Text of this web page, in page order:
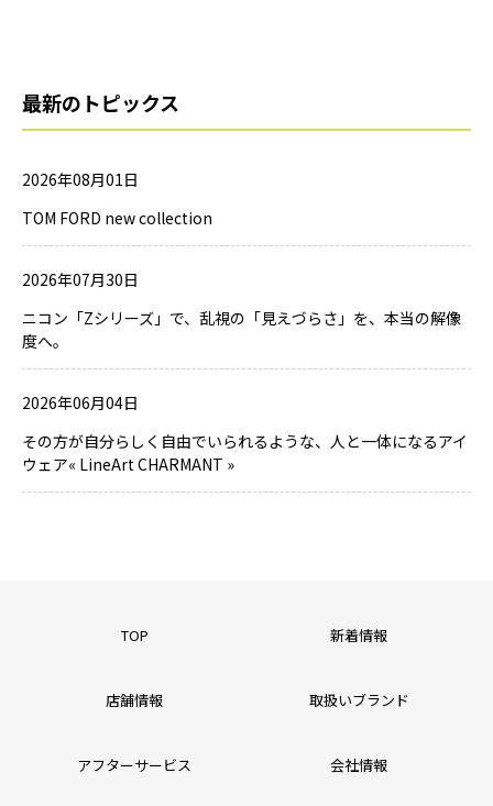
最新のトピックス
2026年08月01日
TOM FORD new collection
2026年07月30日
ニコン「Zシリーズ」で、乱視の「見えづらさ」を、本当の解像
度へ。
2026年06月04日
その方が自分らしく自由でいられるような、人と一体になるアイ
ウェア« LineArt CHARMANT »
TOP 新着情報
店舗情報 取扱いブランド
アフターサービス 会社情報